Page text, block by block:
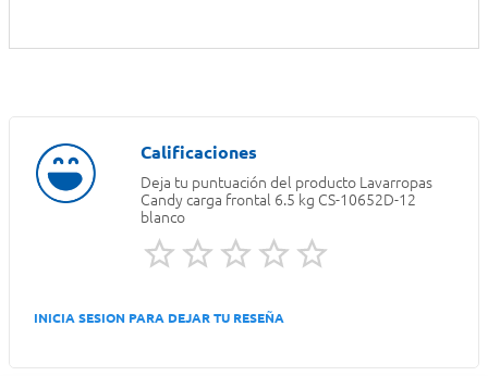
Deja tu puntuación del producto Lavarropas
Candy carga frontal 6.5 kg CS-10652D-12
blanco
INICIA SESION PARA DEJAR TU RESEÑA